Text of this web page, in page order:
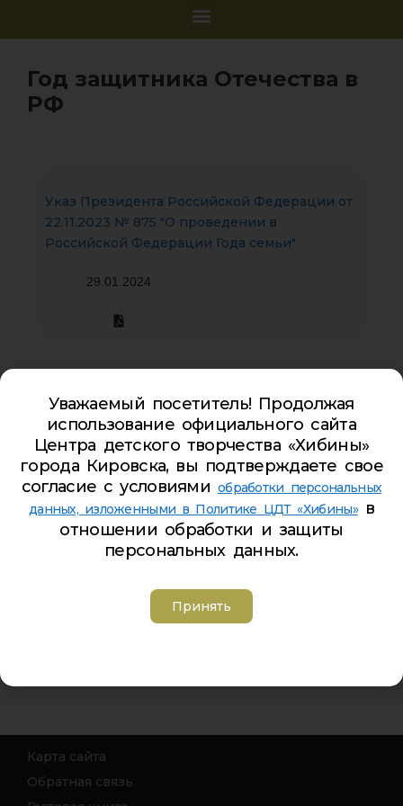
Год защитника Отечества в
РФ
Указ Президента Российской Федерации от
22.11.2023 № 875 "О проведении в
Российской Федерации Года семьи"
29.01.2024
План мероприятий РФ Год семьи 2024
29.01.2024
посвященных Году семьи
Карта сайта
Обратная связь
Уважаемый посетитель! Продолжая
использование официального сайта
Центра детского творчества «Хибины»
города Кировска, вы подтверждаете свое
согласие с условиями обработки персональных
данных, изложенными в Политике ЦДТ «Хибины»в
отношении обработки и защиты
персональных данных.
Принять